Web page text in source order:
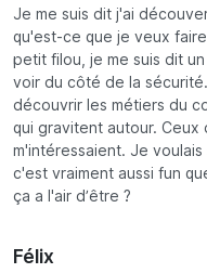
Je me suis dit j'ai
qu'est-ce que je veux
petit filou, je me suis dit
voir du côté de la
découvrir les métiers du
qui gravitent autour.
m'intéressaient. Je
c'est vraiment aussi fun
ça a l'air d’être ?
Félix